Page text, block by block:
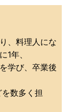
、料理人にな
1年、
学び、卒業後
数多く担